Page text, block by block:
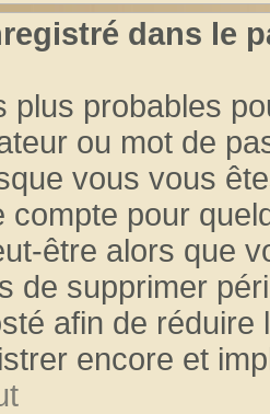
dans le
plus probables
ou mot de
vous vous
compte pour
être alors que
de supprimer
afin de
encore et